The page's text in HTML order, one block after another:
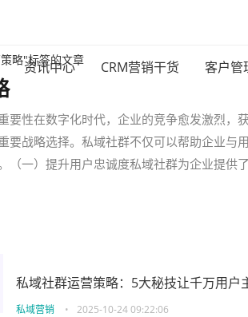
资讯中心 CRM营销干货 客户管
略"标签的文章
要性在数字化时代，企业的竞争愈发激烈
要战略选择。私域社群不仅可以帮助企业
（一）提升用户忠诚度私域社群为企业提
私域社群运营策略：5大秘技让千万用户
私域营销 • 2025-10-24 09:22:06